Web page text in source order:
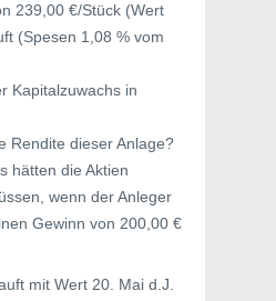
239,00 €/Stück (Wert
(Spesen 1,08 % vom
Kapitalzuwachs in
Rendite dieser Anlage?
hätten die Aktien
wenn der Anleger
Gewinn von 200,00 €
mit Wert 20. Mai d.J.